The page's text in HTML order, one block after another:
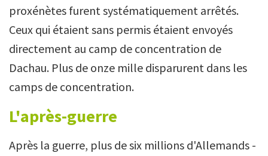
proxénètes furent systématiquement arrêtés.
Ceux qui étaient sans permis étaient envoyés
directement au camp de concentration de
Dachau. Plus de onze mille disparurent dans les
camps de concentration.
L'après-guerre
Après la guerre, plus de six millions d'Allemands -